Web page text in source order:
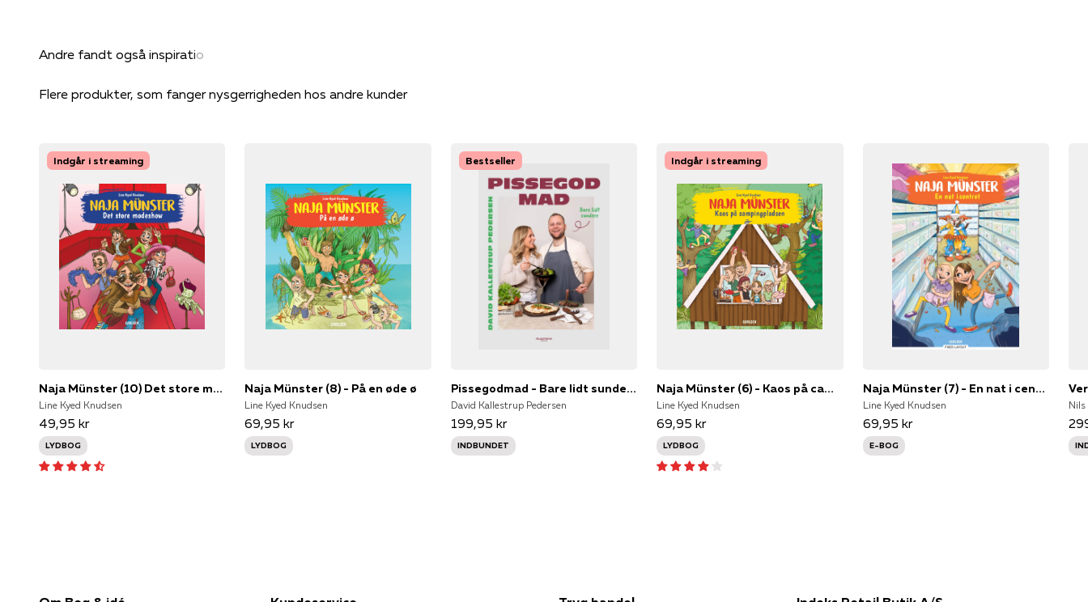
Flere produkter, som fanger nysgerrigheden hos andre kunder
Indgår i streaming
Naja Münster (10) Det store modeshow
Line Kyed Knudsen
49,95 kr
LYDBOG
Naja Münster (8) - På en øde ø
Line Kyed Knudsen
69,95 kr
LYDBOG
Bestseller
Pissegodmad - Bare lidt sundere
David Kallestrup Pedersen
199,95 kr
INDBUNDET
Indgår i streaming
Naja Münster (6) - Kaos på campingpladsen
Line Kyed Knudsen
69,95 kr
LYDBOG
Naja Münster (7) - En nat i centret
Line Kyed Knudsen
69,95 kr
E-BOG
Nils